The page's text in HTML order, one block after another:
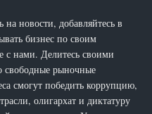
новости, добавляйтесь в
бизнес по своим
с нами. Делитесь своими
свободные рыночные
смогут победить коррупцию,
олигархат и диктатуру